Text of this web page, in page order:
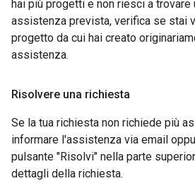
hai più progetti e non riesci a trovare
assistenza prevista, verifica se stai
progetto da cui hai creato
assistenza.
Risolvere una richiesta
Se la tua richiesta non richiede più
informare l'assistenza via email
pulsante "Risolvi" nella parte
dettagli della richiesta.